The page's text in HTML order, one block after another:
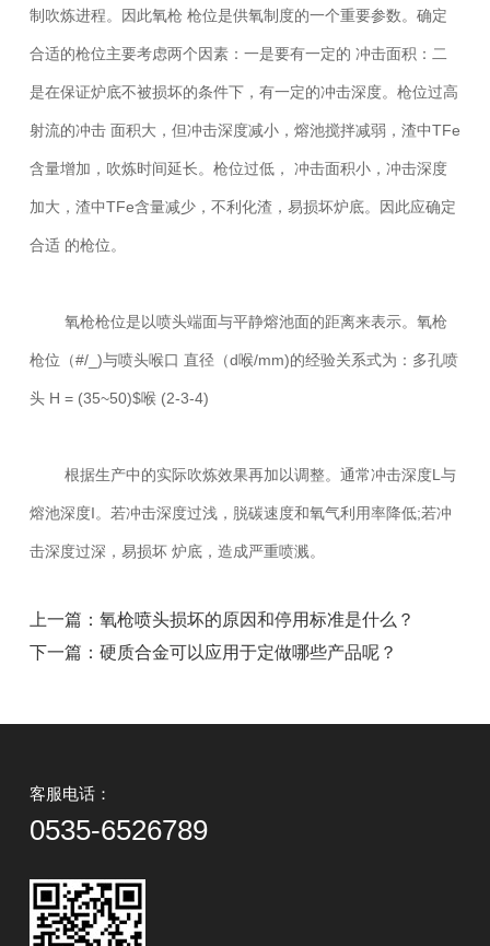
制吹炼进程。因此氧枪 枪位是供氧制度的一个重要参数。确定
合适的枪位主要考虑两个因素：一是要有一定的 冲击面积：二
是在保证炉底不被损坏的条件下，有一定的冲击深度。枪位过高
射流的冲击 面积大，但冲击深度减小，熔池搅拌减弱，渣中TFe
含量增加，吹炼时间延长。枪位过低， 冲击面积小，冲击深度
加大，渣中TFe含量减少，不利化渣，易损坏炉底。因此应确定
合适 的枪位。
氧枪枪位是以喷头端面与平静熔池面的距离来表示。氧枪
枪位（#/_)与喷头喉口 直径（d喉/mm)的经验关系式为：多孔喷
头 H = (35~50)$喉 (2-3-4)
根据生产中的实际吹炼效果再加以调整。通常冲击深度L与
熔池深度I。若冲击深度过浅，脱碳速度和氧气利用率降低;若冲
击深度过深，易损坏 炉底，造成严重喷溅。
上一篇：氧枪喷头损坏的原因和停用标准是什么？
下一篇：硬质合金可以应用于定做哪些产品呢？
客服电话：
0535-6526789